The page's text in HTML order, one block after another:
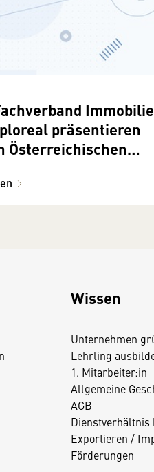
präsentieren
Österreichischen
Wissen
Unternehmen
Lehrling
1. Mitarbeiter:in
Allgemeine
AGB
Dienstverhältnis
Exportieren /
Förderungen